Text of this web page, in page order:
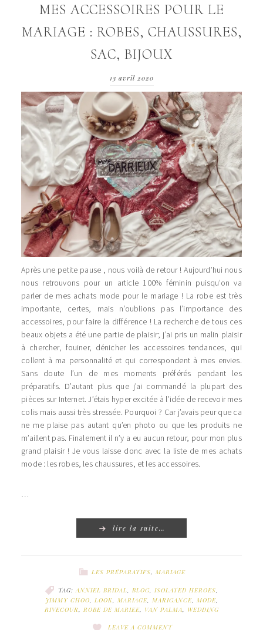
MES ACCESSOIRES POUR LE
MARIAGE : ROBES, CHAUSSURES,
SAC, BIJOUX
13 avril 2020
Après une petite pause , nous voilà de retour ! Aujourd’hui nous
nous retrouvons pour un article 100% féminin puisqu’on va
parler de mes achats mode pour le mariage ! La robe est très
importante, certes, mais n’oublions pas l’importance des
accessoires, pour faire la différence ! La recherche de tous ces
beaux objets a été une partie de plaisir; j’ai pris un malin plaisir
à chercher, fouiner, dénicher les accessoires tendances, qui
collent à ma personnalité et qui correspondent à mes envies.
Sans doute l’un de mes moments préférés pendant les
préparatifs. D’autant plus que j’ai commandé la plupart des
pièces sur Internet. J’étais hyper excitée à l’idée de recevoir mes
colis mais aussi très stressée. Pourquoi ? Car j’avais peur que ca
ne me plaise pas autant qu’en photo ou que les produits ne
m’aillent pas. Finalement il n’y a eu aucun retour, pour mon plus
grand plaisir ! Je vous laisse donc avec la liste de mes achats
mode : les robes, les chaussures, et les accessoires.
…
lire la suite…
LES PRÉPARATIFS, MARIAGE
TAG:ANNIEL BRIDAL, BLOG, ISOLATED HEROES,
JIMMY CHOO, LOOK, MARIAGE, MARIGANCE, MODE,
RIVECOUR, ROBE DE MARIEE, VAN PALMA, WEDDING
LEAVE A COMMENT